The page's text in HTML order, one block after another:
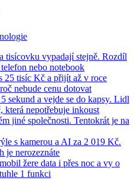
tisícovku vypadají stejně. Rozdíl
nebo notebook
25 tisíc Kč a přijít až v roce
nebude cenu dotovat
sekund a vejde se do kapsy. Lidl
která nepotřebuje inkoust
jiné společnosti. Tentokrát je na
s kamerou a AI za 2 019 Kč.
je nerozeznáte
žere data i přes noc a vy o
1 funkci